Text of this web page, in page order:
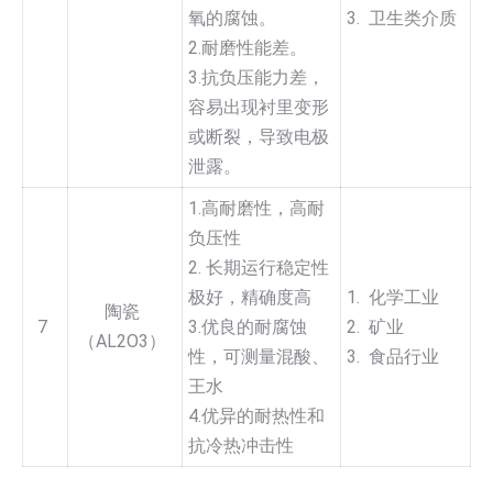
氧的腐蚀。
2.耐磨性能差。
3.抗负压能力差，
容易出现衬里变形
或断裂，导致电极
泄露。
3. 卫生类介质
7
陶瓷
（AL2O3）
1.高耐磨性，高耐
负压性
2. 长期运行稳定性
极好，精确度高
3.优良的耐腐蚀
性，可测量混酸、
王水
4.优异的耐热性和
抗冷热冲击性
1. 化学工业
2. 矿业
3. 食品行业